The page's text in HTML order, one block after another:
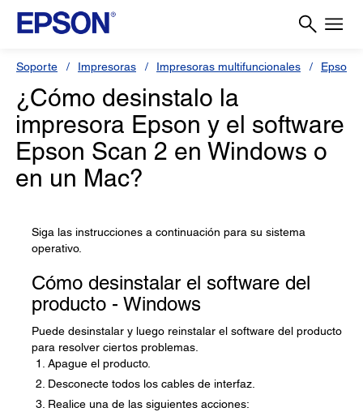
Soporte Impresoras Impresoras multifuncionales Epson
¿Cómo desinstalo la
impresora Epson y el software
Epson Scan 2 en Windows o
en un Mac?
Siga las instrucciones a continuación para su sistema
operativo.
Cómo desinstalar el software del
producto - Windows
Puede desinstalar y luego reinstalar el software del producto
para resolver ciertos problemas.
Apague el producto.
Desconecte todos los cables de interfaz.
Realice una de las siguientes acciones: